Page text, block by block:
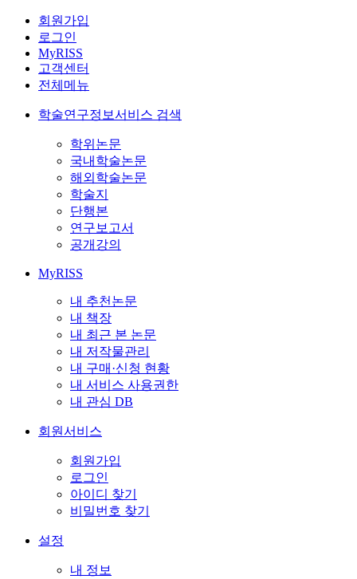
회원가입
로그인
MyRISS
고객센터
전체메뉴
학술연구정보서비스 검색
학위논문
국내학술논문
해외학술논문
학술지
단행본
연구보고서
공개강의
MyRISS
내 추천논문
내 책장
내 최근 본 논문
내 저작물관리
내 구매·신청 현황
내 서비스 사용권한
내 관심 DB
회원서비스
회원가입
로그인
아이디 찾기
비밀번호 찾기
설정
내 정보